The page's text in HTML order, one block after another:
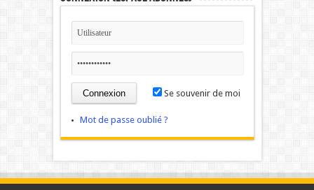
Se souvenir de moi
Mot de passe oublié ?